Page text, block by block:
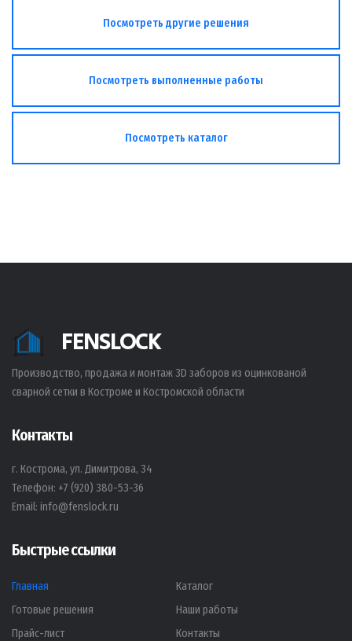
Посмотреть другие решения
Посмотреть выполненные работы
Посмотреть каталог
FENSLOCK
Производство, продажа и монтаж 3D заборов из оцинкованой
сварной сетки в Костроме и Костромской области
Контакты
г. Кострома, ул. Димитрова, 34
Телефон: +7 (920) 380-53-36
Email: info@fenslock.ru
Быстрые ссылки
Главная
Каталог
Готовые решения
Наши работы
Прайс-лист
Контакты